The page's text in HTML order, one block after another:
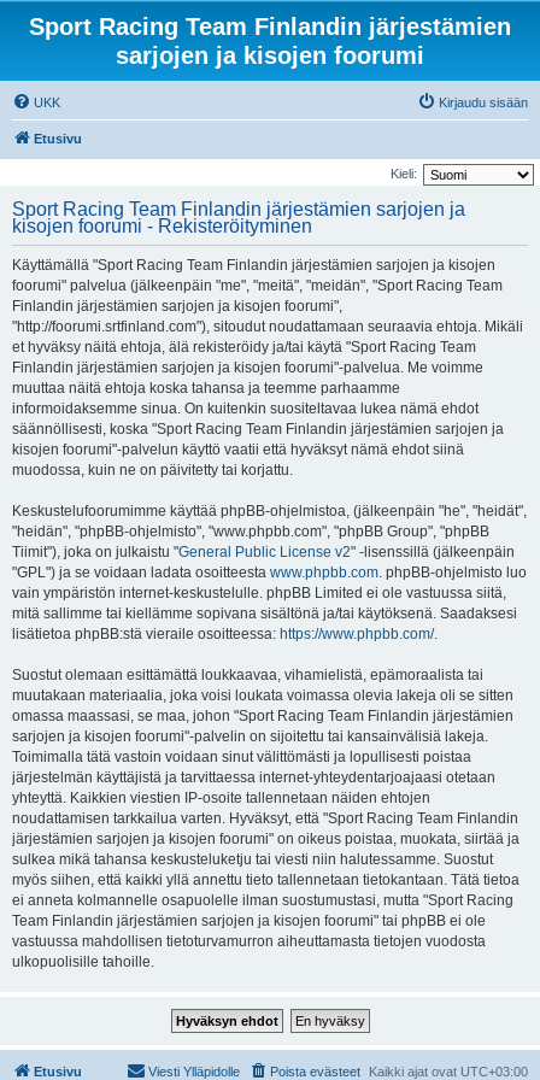
Sport Racing Team Finlandin järjestämien
sarjojen ja kisojen foorumi
UKK Kirjaudu sisään
Etusivu
Kieli:
Sport Racing Team Finlandin järjestämien sarjojen ja
kisojen foorumi - Rekisteröityminen
Käyttämällä "Sport Racing Team Finlandin järjestämien sarjojen ja kisojen
foorumi" palvelua (jälkeenpäin "me", "meitä", "meidän", "Sport Racing Team
Finlandin järjestämien sarjojen ja kisojen foorumi",
"http://foorumi.srtfinland.com"), sitoudut noudattamaan seuraavia ehtoja. Mikäli
et hyväksy näitä ehtoja, älä rekisteröidy ja/tai käytä "Sport Racing Team
Finlandin järjestämien sarjojen ja kisojen foorumi"-palvelua. Me voimme
muuttaa näitä ehtoja koska tahansa ja teemme parhaamme
informoidaksemme sinua. On kuitenkin suositeltavaa lukea nämä ehdot
säännöllisesti, koska "Sport Racing Team Finlandin järjestämien sarjojen ja
kisojen foorumi"-palvelun käyttö vaatii että hyväksyt nämä ehdot siinä
muodossa, kuin ne on päivitetty tai korjattu.
Keskustelufoorumimme käyttää phpBB-ohjelmistoa, (jälkeenpäin "he", "heidät",
"heidän", "phpBB-ohjelmisto", "www.phpbb.com", "phpBB Group", "phpBB
Tiimit"), joka on julkaistu "General Public License v2" -lisenssillä (jälkeenpäin
"GPL") ja se voidaan ladata osoitteesta www.phpbb.com. phpBB-ohjelmisto luo
vain ympäristön internet-keskustelulle. phpBB Limited ei ole vastuussa siitä,
mitä sallimme tai kiellämme sopivana sisältönä ja/tai käytöksenä. Saadaksesi
lisätietoa phpBB:stä vieraile osoitteessa: https://www.phpbb.com/.
Suostut olemaan esittämättä loukkaavaa, vihamielistä, epämoraalista tai
muutakaan materiaalia, joka voisi loukata voimassa olevia lakeja oli se sitten
omassa maassasi, se maa, johon "Sport Racing Team Finlandin järjestämien
sarjojen ja kisojen foorumi"-palvelin on sijoitettu tai kansainvälisiä lakeja.
Toimimalla tätä vastoin voidaan sinut välittömästi ja lopullisesti poistaa
järjestelmän käyttäjistä ja tarvittaessa internet-yhteydentarjoajaasi otetaan
yhteyttä. Kaikkien viestien IP-osoite tallennetaan näiden ehtojen
noudattamisen tarkkailua varten. Hyväksyt, että "Sport Racing Team Finlandin
järjestämien sarjojen ja kisojen foorumi" on oikeus poistaa, muokata, siirtää ja
sulkea mikä tahansa keskusteluketju tai viesti niin halutessamme. Suostut
myös siihen, että kaikki yllä annettu tieto tallennetaan tietokantaan. Tätä tietoa
ei anneta kolmannelle osapuolelle ilman suostumustasi, mutta "Sport Racing
Team Finlandin järjestämien sarjojen ja kisojen foorumi" tai phpBB ei ole
vastuussa mahdollisen tietoturvamurron aiheuttamasta tietojen vuodosta
ulkopuolisille tahoille.
Etusivu Kaikki ajat ovat UTC+03:00
Poista evästeet
Viesti Ylläpidolle